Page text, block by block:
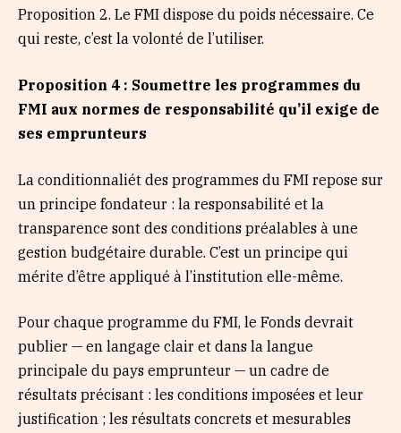
Proposition 2. Le FMI dispose du poids nécessaire. Ce
qui reste, c’est la volonté de l’utiliser.
Proposition 4 : Soumettre les programmes du
FMI aux normes de responsabilité qu’il exige de
ses emprunteurs
La conditionnaliét des programmes du FMI repose sur
un principe fondateur : la responsabilité et la
transparence sont des conditions préalables à une
gestion budgétaire durable. C’est un principe qui
mérite d’être appliqué à l’institution elle-même.
Pour chaque programme du FMI, le Fonds devrait
publier — en langage clair et dans la langue
principale du pays emprunteur — un cadre de
résultats précisant : les conditions imposées et leur
justification ; les résultats concrets et mesurables